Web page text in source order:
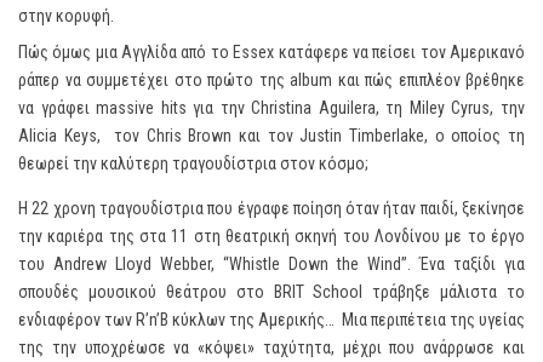
στην κορυφή.
Πώς όμως μια Αγγλίδα από το Essex κατάφερε να πείσει τον Αμερικανό
ράπερ να συμμετέχει στο πρώτο της album και πώς επιπλέον βρέθηκε
να γράφει massive hits για την Christina Aguilera, τη Miley Cyrus, την
Alicia Keys, τον Chris Brown και τον Justin Timberlake, ο οποίος τη
θεωρεί την καλύτερη τραγουδίστρια στον κόσμο;
H 22 χρονη τραγουδίστρια που έγραφε ποίηση όταν ήταν παιδί, ξεκίνησε
την καριέρα της στα 11 στη θεατρική σκηνή του Λονδίνου με το έργο
του Andrew Lloyd Webber, “Whistle Down the Wind”. Ένα ταξίδι για
σπουδές μουσικού θεάτρου στο BRIT School τράβηξε μάλιστα το
ενδιαφέρον των R’n’B κύκλων της Αμερικής… Μια περιπέτεια της υγείας
της την υποχρέωσε να «κόψει» ταχύτητα, μέχρι που ανάρρωσε και